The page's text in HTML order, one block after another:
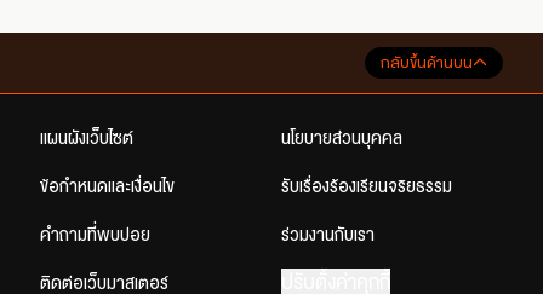
กลับขึ้นด้านบน
แผนผังเว็บไซต์ นโยบายส่วนบุคคล
ข้อกำหนดและเงื่อนไข รับเรื่องร้องเรียนจริยธรรม
คำถามที่พบบ่อย ร่วมงานกับเรา
ติดต่อเว็บมาสเตอร์